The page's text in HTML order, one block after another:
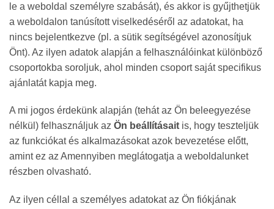
le a weboldal személyre szabását), és akkor is gyűjthetjük
a weboldalon tanúsított viselkedéséről az adatokat, ha
nincs bejelentkezve (pl. a sütik segítségével azonosítjuk
Önt). Az ilyen adatok alapján a felhasználóinkat különböző
csoportokba soroljuk, ahol minden csoport saját specifikus
ajánlatát kapja meg.
A mi jogos érdekünk alapján (tehát az Ön beleegyezése
nélkül) felhasználjuk az Ön beállításait is, hogy teszteljük
az funkciókat és alkalmazásokat azok bevezetése előtt,
amint ez az Amennyiben meglátogatja a weboldalunket
részben olvasható.
Az ilyen céllal a személyes adatokat az Ön fiókjának